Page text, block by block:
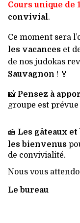
Cours unique de
convivial.
Ce moment sera
les vacances et
de nos judokas
Sauvagnon ! 🏅
📸 Pensez à
groupe est prévue
🍰 Les gâteaux
les bienvenus
de convivialité.
Nous vous
Le bureau